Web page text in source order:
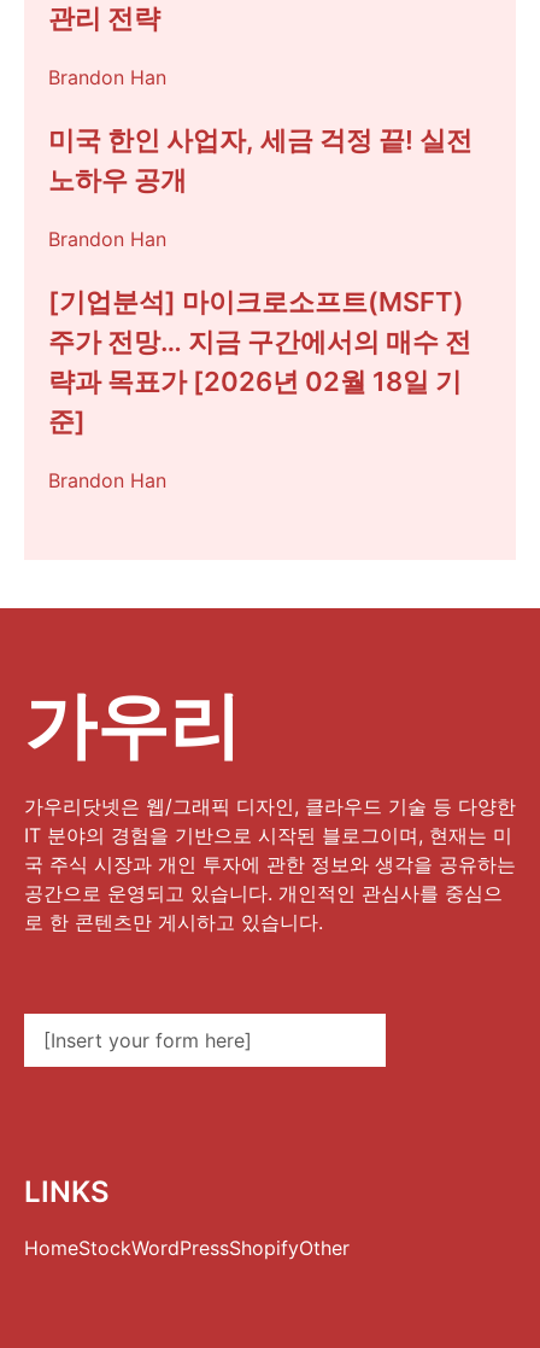
관리 전략
Brandon Han
미국 한인 사업자, 세금 걱정 끝! 실전
노하우 공개
Brandon Han
[기업분석] 마이크로소프트(MSFT)
주가 전망… 지금 구간에서의 매수 전
략과 목표가 [2026년 02월 18일 기
준]
Brandon Han
가우리
가우리닷넷은 웹/그래픽 디자인, 클라우드 기술 등 다양한
IT 분야의 경험을 기반으로 시작된 블로그이며, 현재는 미
국 주식 시장과 개인 투자에 관한 정보와 생각을 공유하는
공간으로 운영되고 있습니다. 개인적인 관심사를 중심으
로 한 콘텐츠만 게시하고 있습니다.
[Insert your form here]
LINKS
HomeStockWordPressShopifyOther